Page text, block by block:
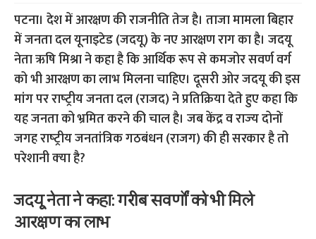
पटना। देश में आरक्षण की राजनीति तेज है। ताजा मामला बिहार
में जनता दल यूनाइटेड (जदयू) के नए आरक्षण राग का है। जदयू
नेता ऋषि मिश्रा ने कहा है कि आर्थिक रूप से कमजोर सवर्ण वर्ग
को भी आरक्षण का लाभ मिलना चाहिए। दूसरी ओर जदयू की इस
मांग पर राष्‍ट्रीय जनता दल (राजद) ने प्रतिक्रिया देते हुए कहा कि
यह जनता को भ्रमित करने की चाल है। जब केंद्र व राज्‍य दोनों
जगह राष्‍ट्रीय जनतांत्रिक गठबंधन (राजग) की ही सरकार है तो
परेशानी क्‍या है?
जदयू नेता ने कहा: गरीब सवर्णों को भी मिले
आरक्षण का लाभ